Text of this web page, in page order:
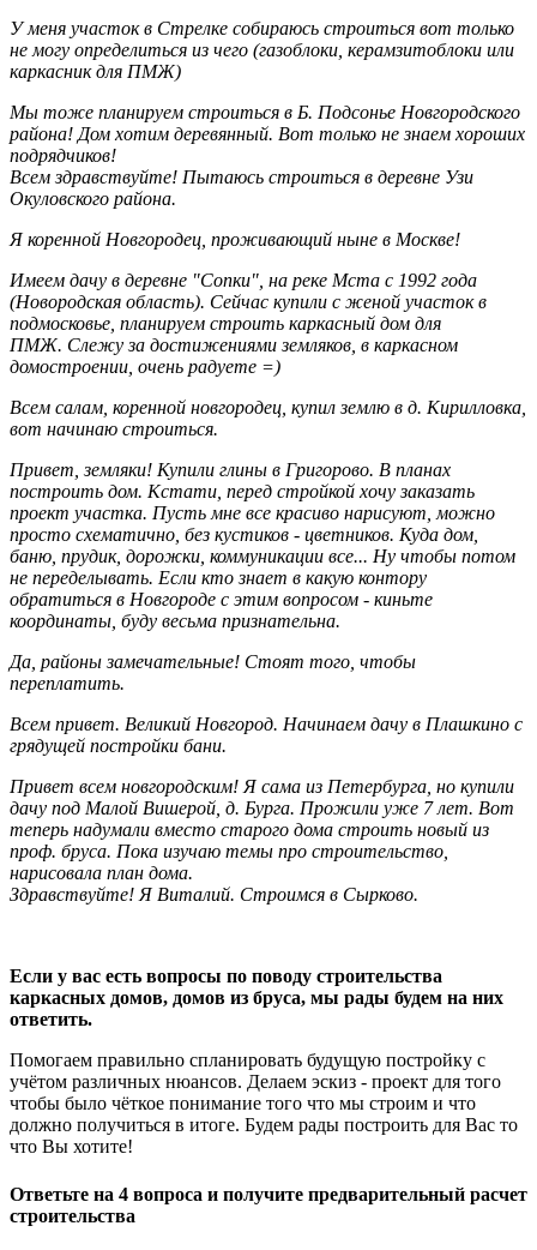
У меня участок в Стрелке собираюсь строиться вот только
не могу определиться из чего (газоблоки, керамзитоблоки или
каркасник для ПМЖ)
Мы тоже планируем строиться в Б. Подсонье Новгородского
района! Дом хотим деревянный. Вот только не знаем хороших
подрядчиков!
Всем здравствуйте! Пытаюсь строиться в деревне Узи
Окуловского района.
Я коренной Новгородец, проживающий ныне в Москве!
Имеем дачу в деревне "Сопки", на реке Мста с 1992 года
(Новородская область). Сейчас купили с женой участок в
подмосковье, планируем строить каркасный дом для
ПМЖ. Слежу за достижениями земляков, в каркасном
домостроении, очень радуете =)
Всем салам, коренной новгородец, купил землю в д. Кирилловка,
вот начинаю строиться.
Привет, земляки! Купили глины в Григорово. В планах
построить дом. Кстати, перед стройкой хочу заказать
проект участка. Пусть мне все красиво нарисуют, можно
просто схематично, без кустиков - цветников. Куда дом,
баню, прудик, дорожки, коммуникации все... Ну чтобы потом
не переделывать. Если кто знает в какую контору
обратиться в Новгороде с этим вопросом - киньте
координаты, буду весьма признательна.
Да, районы замечательные! Стоят того, чтобы
переплатить.
Всем привет. Великий Новгород. Начинаем дачу в Плашкино с
грядущей постройки бани.
Привет всем новгородским! Я сама из Петербурга, но купили
дачу под Малой Вишерой, д. Бурга. Прожили уже 7 лет. Вот
теперь надумали вместо старого дома строить новый из
проф. бруса. Пока изучаю темы про строительство,
нарисовала план дома.
Здравствуйте! Я Виталий. Строимся в Сырково.
Если у вас есть вопросы по поводу строительства
каркасных домов, домов из бруса, мы рады будем на них
ответить.
Помогаем правильно спланировать будущую постройку с
учётом различных нюансов. Делаем эскиз - проект для того
чтобы было чёткое понимание того что мы строим и что
должно получиться в итоге. Будем рады построить для Вас то
что Вы хотите!
Ответьте на 4 вопроса и получите предварительный расчет
строительства